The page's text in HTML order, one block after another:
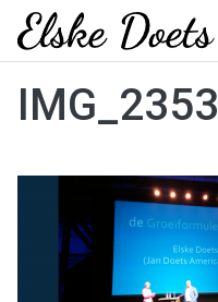
Skip
content
IMG_2353